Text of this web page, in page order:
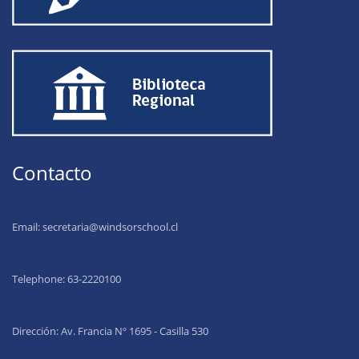
Contacto
Email:secretaria@windsorschool.cl
Telephone: 63-2220100
Dirección: Av. Francia Nº 1695 - Casilla 530